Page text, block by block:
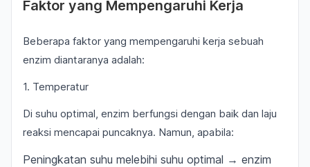
Faktor yang Mempengaruhi Kerja
Beberapa faktor yang mempengaruhi kerja sebuah
enzim diantaranya adalah:
1. Temperatur
Di suhu optimal, enzim berfungsi dengan baik dan laju
reaksi mencapai puncaknya. Namun, apabila:
Peningkatan suhu melebihi suhu optimal → enzim